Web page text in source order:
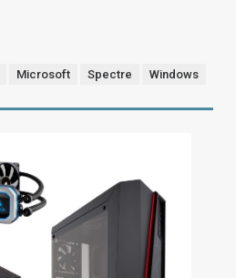
Microsoft Spectre Windows